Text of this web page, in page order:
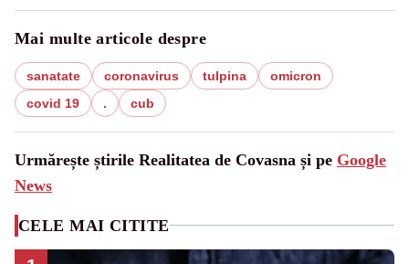
Mai multe articole despre
sanatate coronavirus tulpina
omicron
covid 19
. cub
Urmărește știrile Realitatea de Covasna și pe Google
News
CELE MAI CITITE